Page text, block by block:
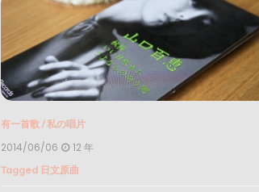
有一首歌/私の唱片
2014/06/06 12 年
Tagged 日文原曲